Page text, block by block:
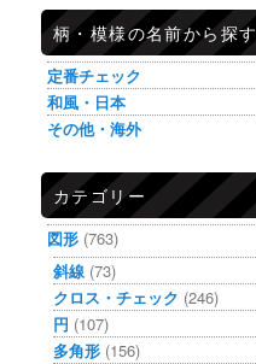
柄・模様の名前から探す
定番チェック
和風・日本
その他・海外
カテゴリー
図形 (763)
斜線 (73)
クロス・チェック (246)
円 (107)
多角形 (156)